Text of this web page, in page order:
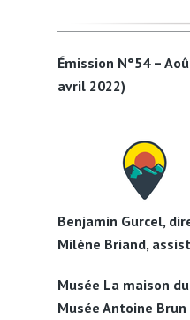
Émission N°54 –
avril 2022)
Benjamin Gurcel,
Milène Briand,
Musée La maison
Musée Antoine Brun